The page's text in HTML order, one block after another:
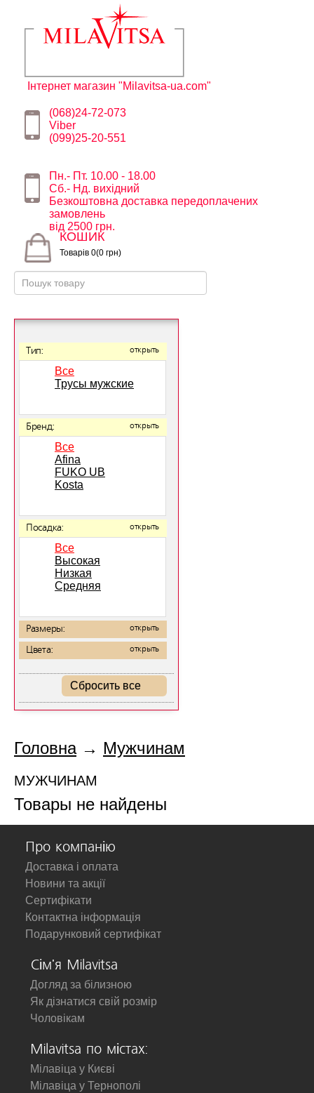
Інтернет магазин "Milavitsa-ua.com"
(068)24-72-073
Viber
(099)25-20-551
Пн.- Пт. 10.00 - 18.00
Сб.- Нд. вихідний
Безкоштовна доставка передоплачених
замовлень
від 2500 грн.
КОШИК
Товарів 0(0 грн)
Тип: открыть
Все
Трусы мужские
Бренд: открыть
Все
Afina
FUKO UB
Kosta
Посадка: открыть
Все
Высокая
Низкая
Средняя
Размеры: открыть
Цвета: открыть
Сбросить все
Головна→ Мужчинам
МУЖЧИНАМ
Товары не найдены
Про компанію
Доставка і оплата
Новини та акції
Сертифікати
Контактна інформація
Подарунковий сертифікат
Сім'я Milavitsa
Догляд за білизною
Як дізнатися свій розмір
Чоловікам
Milavitsa по містах:
Мілавіца у Києві
Мілавіца у Тернополі